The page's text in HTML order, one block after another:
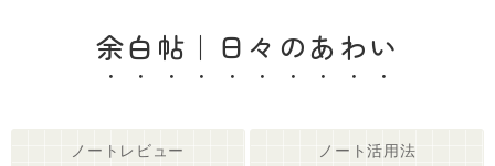
余白帖｜日々のあわい
ノートレビュー ノート活用法